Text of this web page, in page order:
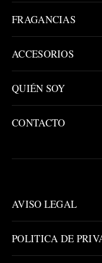
FRAGANCIAS
ACCESORIOS
QUIÉN SOY
CONTACTO
AVISO LEGAL
POLITICA DE